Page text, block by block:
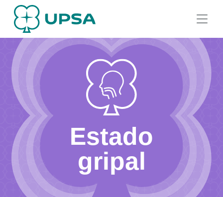
Estado
gripal